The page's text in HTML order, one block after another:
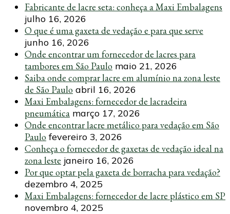
Fabricante de lacre seta: conheça a Maxi Embalagens
julho 16, 2026
O que é uma gaxeta de vedação e para que serve
junho 16, 2026
Onde encontrar um fornecedor de lacres para
tambores em São Paulo maio 21, 2026
Saiba onde comprar lacre em alumínio na zona leste
de São Paulo abril 16, 2026
Maxi Embalagens: fornecedor de lacradeira
pneumática março 17, 2026
Onde encontrar lacre metálico para vedação em São
Paulo fevereiro 3, 2026
Conheça o fornecedor de gaxetas de vedação ideal na
zona leste janeiro 16, 2026
Por que optar pela gaxeta de borracha para vedação?
dezembro 4, 2025
Maxi Embalagens: fornecedor de lacre plástico em SP
novembro 4, 2025